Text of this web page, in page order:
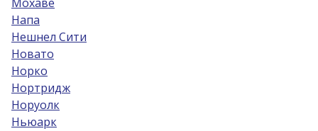
Напа
Нешнел Сити
Новато
Норко
Нортридж
Норуолк
Ньюарк